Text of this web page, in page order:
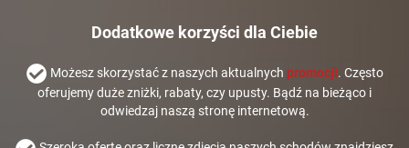
Dodatkowe korzyści dla Ciebie
Możesz skorzystać z naszych aktualnych promocji. Często
oferujemy duże zniżki, rabaty, czy upusty. Bądź na bieżąco i
odwiedzaj naszą stronę internetową.